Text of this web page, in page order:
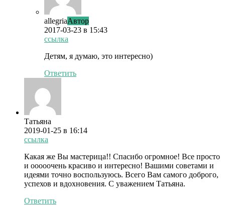
allegriaАвтор
2017-03-23 в 15:43
ссылка
Детям, я думаю, это интересно)
Ответить
Татьяна
2019-01-25 в 16:14
ссылка
Какая же Вы мастерица!! Спасибо огромное! Все просто
и ооооочень красиво и интересно! Вашими советами и
идеями точно воспользуюсь. Всего Вам самого доброго,
успехов и вдохновения. С уважением Татьяна.
Ответить